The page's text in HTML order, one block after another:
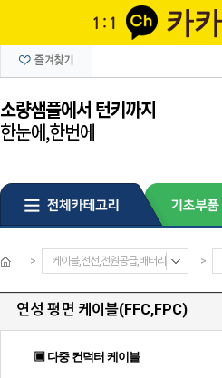
> 케이블,전선,전원공급,배터리 >
연성 평면 케이블(FFC,FPC)
▣ 다중 컨덕터 케이블